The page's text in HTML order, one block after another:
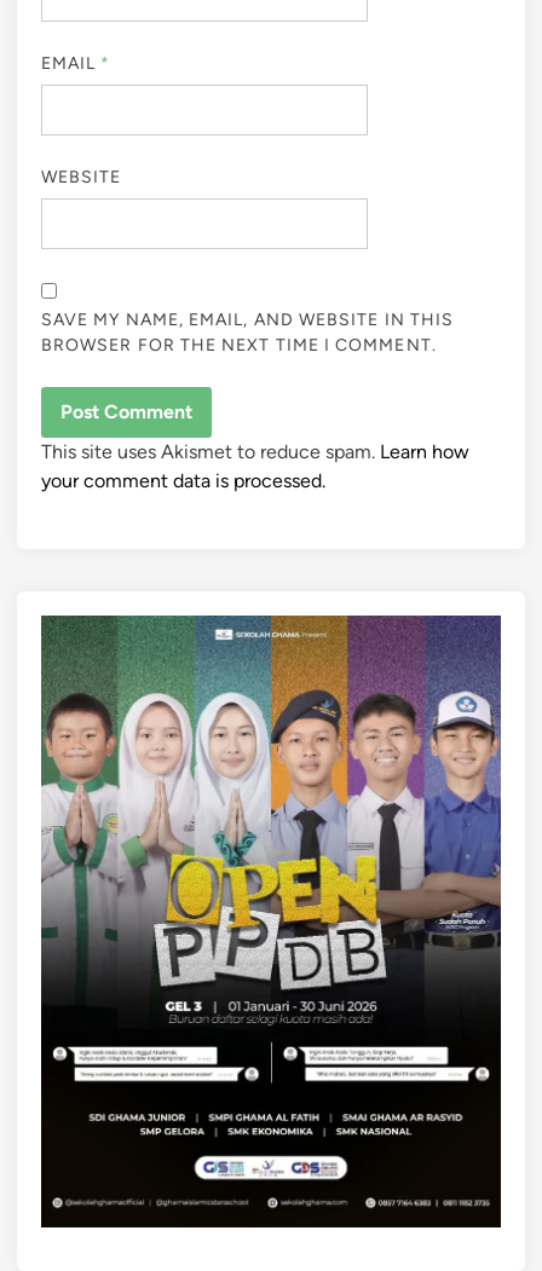
EMAIL *
WEBSITE
SAVE MY NAME, EMAIL, AND WEBSITE IN THIS
BROWSER FOR THE NEXT TIME I COMMENT.
This site uses Akismet to reduce spam. Learn how
your comment data is processed.